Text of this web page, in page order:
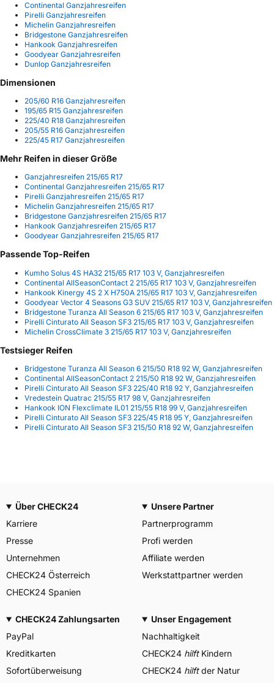
Continental Ganzjahresreifen
Pirelli Ganzjahresreifen
Michelin Ganzjahresreifen
Bridgestone Ganzjahresreifen
Hankook Ganzjahresreifen
Goodyear Ganzjahresreifen
Dunlop Ganzjahresreifen
Dimensionen
205/60 R16 Ganzjahresreifen
195/65 R15 Ganzjahresreifen
225/40 R18 Ganzjahresreifen
205/55 R16 Ganzjahresreifen
225/45 R17 Ganzjahresreifen
Mehr Reifen in dieser Größe
Ganzjahresreifen 215/65 R17
Continental Ganzjahresreifen 215/65 R17
Pirelli Ganzjahresreifen 215/65 R17
Michelin Ganzjahresreifen 215/65 R17
Bridgestone Ganzjahresreifen 215/65 R17
Hankook Ganzjahresreifen 215/65 R17
Goodyear Ganzjahresreifen 215/65 R17
Passende Top-Reifen
Kumho Solus 4S HA32 215/65 R17 103 V, Ganzjahresreifen
Continental AllSeasonContact 2 215/65 R17 103 V, Ganzjahresreifen
Hankook Kinergy 4S 2 X H750A 215/65 R17 103 V, Ganzjahresreifen
Goodyear Vector 4 Seasons G3 SUV 215/65 R17 103 V, Ganzjahresreifen
Bridgestone Turanza All Season 6 215/65 R17 103 V, Ganzjahresreifen
Pirelli Cinturato All Season SF3 215/65 R17 103 V, Ganzjahresreifen
Michelin CrossClimate 3 215/65 R17 103 V, Ganzjahresreifen
Testsieger Reifen
Bridgestone Turanza All Season 6 215/50 R18 92 W, Ganzjahresreifen
Continental AllSeasonContact 2 215/50 R18 92 W, Ganzjahresreifen
Pirelli Cinturato All Season SF3 225/40 R18 92 Y, Ganzjahresreifen
Vredestein Quatrac 215/55 R17 98 V, Ganzjahresreifen
Hankook ION Flexclimate IL01 215/55 R18 99 V, Ganzjahresreifen
Pirelli Cinturato All Season SF3 225/45 R18 95 Y, Ganzjahresreifen
Pirelli Cinturato All Season SF3 215/50 R18 92 W, Ganzjahresreifen
Über CHECK24
Karriere
Presse
Unternehmen
CHECK24 Österreich
CHECK24 Spanien
Unsere Partner
Partnerprogramm
Profi werden
Affiliate werden
Werkstattpartner werden
CHECK24 Zahlungsarten
PayPal
Kreditkarten
Sofortüberweisung
Unser Engagement
Nachhaltigkeit
CHECK24 hilftKindern
CHECK24 hilftder Natur